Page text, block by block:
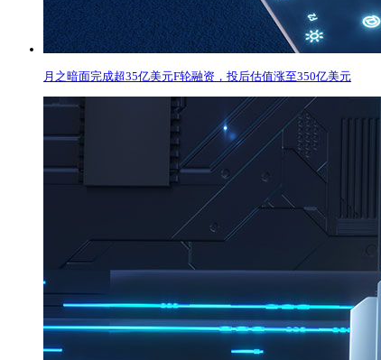
月之暗面完成超35亿美元F轮融资，投后估值涨至350亿美元